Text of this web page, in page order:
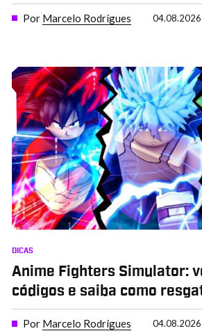
Por Marcelo Rodrigues 04.08.2026
DICAS
Anime Fighters Simulator:
códigos e saiba como
Por Marcelo Rodrigues 04.08.2026